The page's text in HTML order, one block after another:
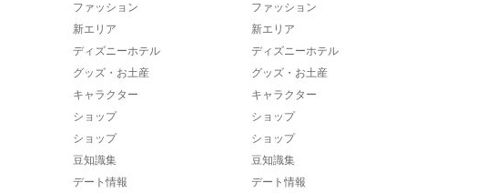
ファッション
新エリア
ディズニーホテル
グッズ・お土産
キャラクター
ショップ
ショップ
豆知識集
デート情報
ファッション
新エリア
ディズニーホテル
グッズ・お土産
キャラクター
ショップ
ショップ
豆知識集
デート情報